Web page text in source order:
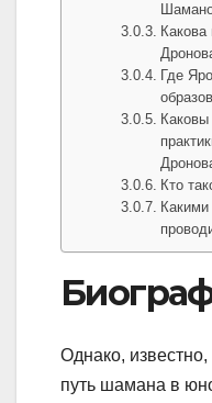
Где
Кто
Однако,
путь шамана в